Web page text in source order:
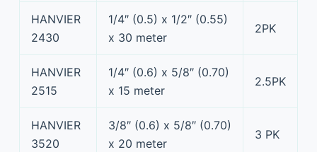
HANVIER
2430
1/4″ (0.5) x 1/2″ (0.55)
x 30 meter
2PK
HANVIER
2515
1/4″ (0.6) x 5/8″ (0.70)
x 15 meter
2.5PK
HANVIER
3520
3/8″ (0.6) x 5/8″ (0.70)
x 20 meter
3 PK